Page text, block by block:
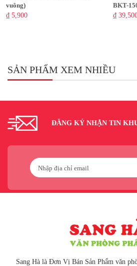
vuông)
₫ 5,900
BKT-
₫
SẢN PHẨM XEM NHIỀU
ĐĂNG KÝ NHẬN TIN
Sang Hà là Đơn Vị Bán Sản Phẩm văn